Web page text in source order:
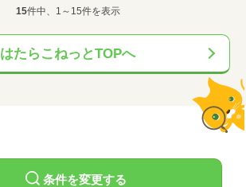
15件中、1～15件を表示
はたらこねっとTOPへ
条件を変更する